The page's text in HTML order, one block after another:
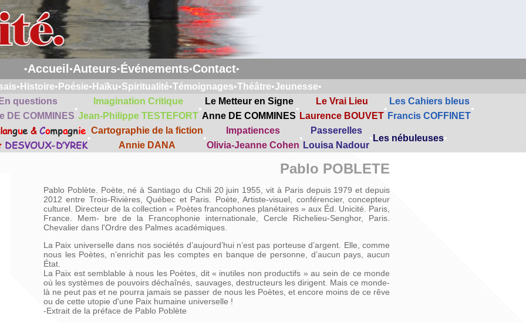
•Accueil •Auteurs•Événements•Contact•
• Histoire• Poésie• Haïku•Spiritualité•Témoignages•Théâtre•Jeunesse•
En questions
DE COMMINES
•
Imagination Critique
Jean-Philippe TESTEFORT
•
Le Metteur en Signe
Anne DE COMMINES
•
Le Vrai Lieu
Laurence BOUVET
•
Les Cahiers bleus
Francis COFFINET
•
gue & Compagnie
DESVOUX-D’YREK
•
Cartographie de la fiction
Annie DANA
•
Impatiences
Olivia-Jeanne Cohen
•
Passerelles
Louisa Nadour
• Les nébuleuses•
Pablo POBLETE
Pablo Poblète. Poète, né à Santiago du Chili 20 juin 1955, vit à Paris depuis 1979 et depuis
2012 entre Trois-Rivières, Québec et Paris. Poète, Artiste-visuel, conférencier, concepteur
culturel. Directeur de la collection « Poètes francophones planétaires » aux Éd. Unicité. Paris,
France. Mem- bre de la Francophonie internationale, Cercle Richelieu-Senghor, Paris.
Chevalier dans l'Ordre des Palmes académiques.
La Paix universelle dans nos sociétés d’aujourd’hui n’est pas porteuse d’argent. Elle, comme
nous les Poètes, n’enrichit pas les comptes en banque de personne, d’aucun pays, aucun
État.
La Paix est semblable à nous les Poètes, dit « inutiles non productifs » au sein de ce monde
où les systèmes de pouvoirs déchaînés, sauvages, destructeurs les dirigent. Mais ce monde-
là ne peut pas et ne pourra jamais se passer de nous les Poètes, et encore moins de ce rêve
ou de cette utopie d'une Paix humaine universelle !
-Extrait de la préface de Pablo Poblète